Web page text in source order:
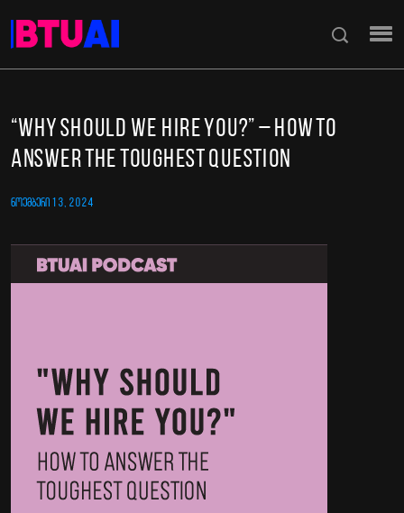
“Why Should We Hire You?” – How to
Answer the Toughest Question
ᲜᲝᲔᲛᲑᲔᲠᲘ 13, 2024